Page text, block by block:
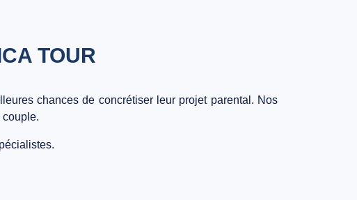
TOUR
chances de concrétiser leur projet parental . Nos
couple.